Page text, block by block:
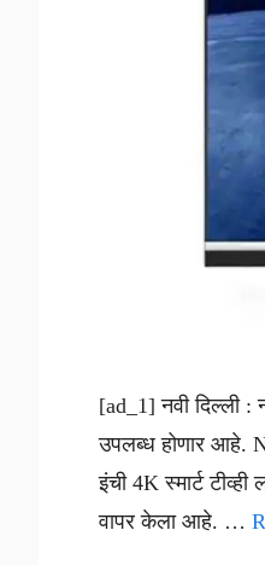
[ad_1] नवी दिल्ली :
उपलब्ध होणार आहे.
इंची 4K स्मार्ट
वापर केला आहे. …